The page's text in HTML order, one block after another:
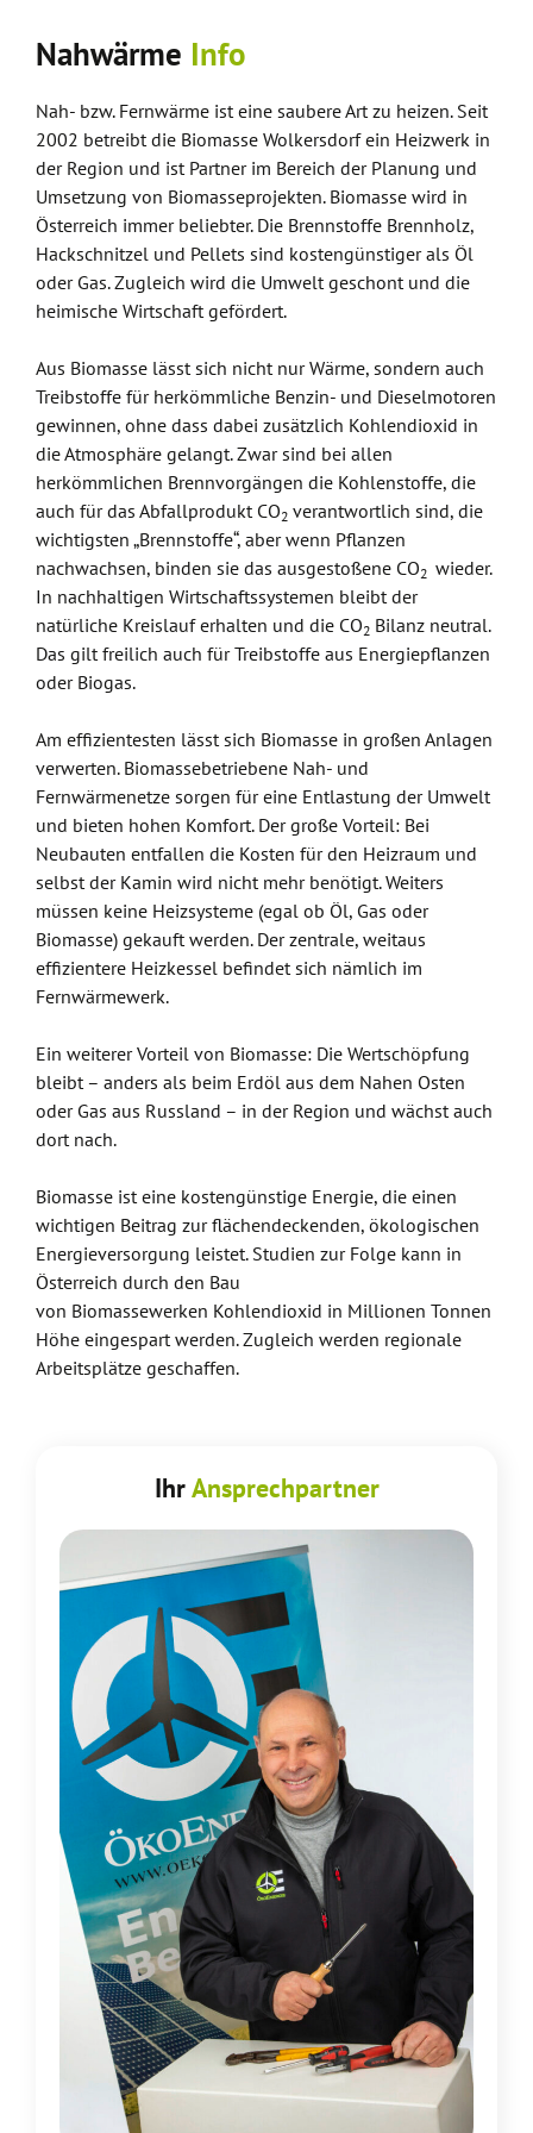
Nahwärme Info
Nah- bzw. Fernwärme ist eine saubere Art zu heizen. Seit
2002 betreibt die Biomasse Wolkersdorf ein Heizwerk in
der Region und ist Partner im Bereich der Planung und
Umsetzung von Biomasseprojekten. Biomasse wird in
Österreich immer beliebter. Die Brennstoffe Brennholz,
Hackschnitzel und Pellets sind kostengünstiger als Öl
oder Gas. Zugleich wird die Umwelt geschont und die
heimische Wirtschaft gefördert.
Aus Biomasse lässt sich nicht nur Wärme, sondern auch
Treibstoffe für herkömmliche Benzin- und Dieselmotoren
gewinnen, ohne dass dabei zusätzlich Kohlendioxid in
die Atmosphäre gelangt. Zwar sind bei allen
herkömmlichen Brennvorgängen die Kohlenstoffe, die
auch für das Abfallprodukt CO2 verantwortlich sind, die
wichtigsten „Brennstoffe“, aber wenn Pflanzen
nachwachsen, binden sie das ausgestoßene CO2 wieder.
In nachhaltigen Wirtschaftssystemen bleibt der
natürliche Kreislauf erhalten und die CO2 Bilanz neutral.
Das gilt freilich auch für Treibstoffe aus Energiepflanzen
oder Biogas.
Am effizientesten lässt sich Biomasse in großen Anlagen
verwerten. Biomassebetriebene Nah- und
Fernwärmenetze sorgen für eine Entlastung der Umwelt
und bieten hohen Komfort. Der große Vorteil: Bei
Neubauten entfallen die Kosten für den Heizraum und
selbst der Kamin wird nicht mehr benötigt. Weiters
müssen keine Heizsysteme (egal ob Öl, Gas oder
Biomasse) gekauft werden. Der zentrale, weitaus
effizientere Heizkessel befindet sich nämlich im
Fernwärmewerk.
Ein weiterer Vorteil von Biomasse: Die Wertschöpfung
bleibt – anders als beim Erdöl aus dem Nahen Osten
oder Gas aus Russland – in der Region und wächst auch
dort nach.
Biomasse ist eine kostengünstige Energie, die einen
wichtigen Beitrag zur flächendeckenden, ökologischen
Energieversorgung leistet. Studien zur Folge kann in
Österreich durch den Bau
von Biomassewerken Kohlendioxid in Millionen Tonnen
Höhe eingespart werden. Zugleich werden regionale
Arbeitsplätze geschaffen.
IhrAnsprechpartner